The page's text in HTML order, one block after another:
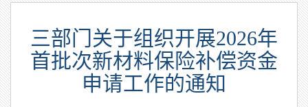
三部门关于组织开展2026年
首批次新材料保险补偿资金
申请工作的通知